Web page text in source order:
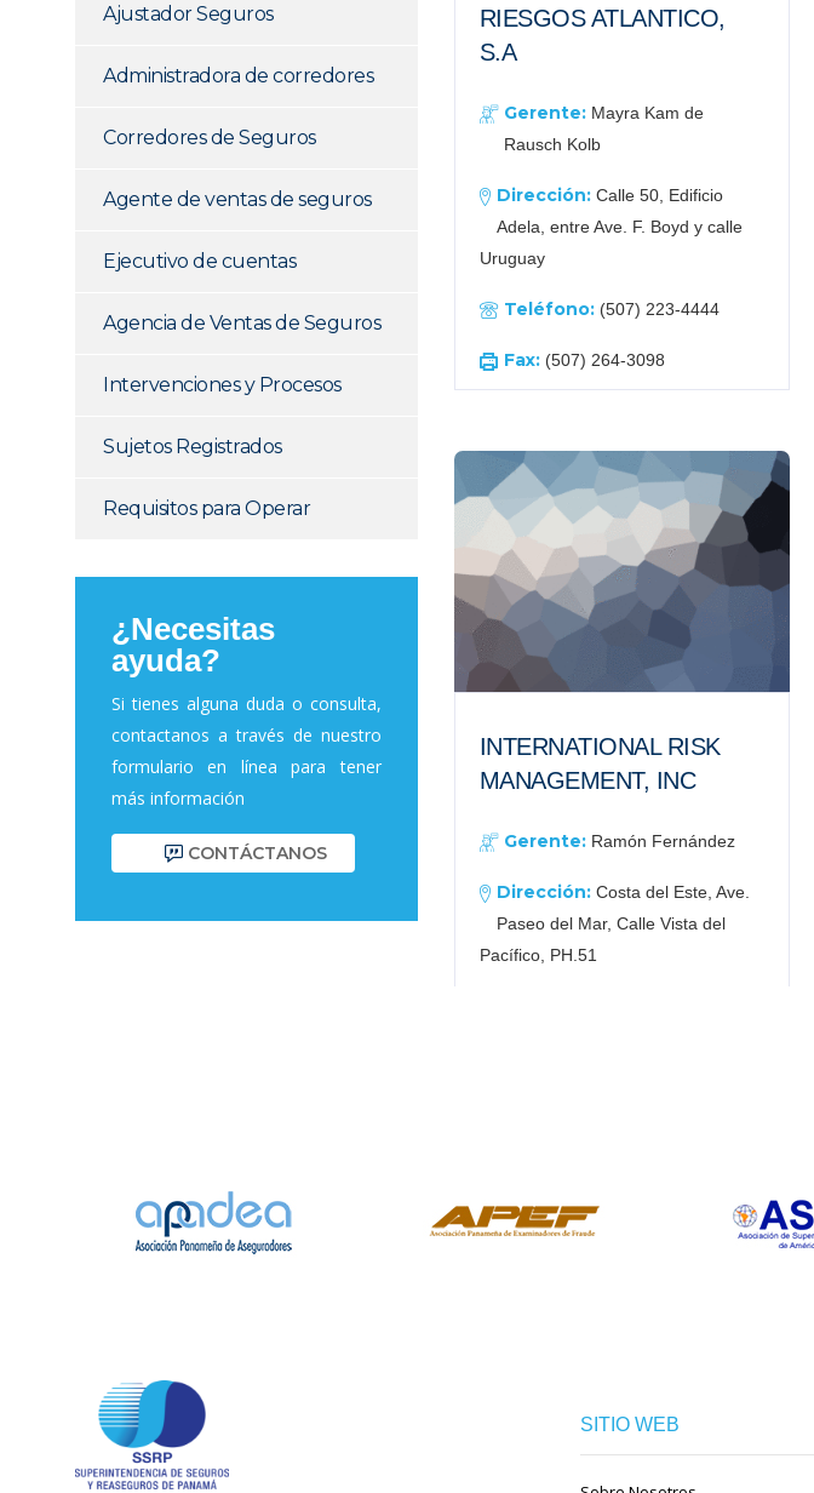
Ajustador Seguros
Administradora de corredores
Corredores de Seguros
Agente de ventas de seguros
Ejecutivo de cuentas
Agencia de Ventas de Seguros
Intervenciones y Procesos
Sujetos Registrados
Requisitos para Operar
¿Necesitas
ayuda?
Si tienes alguna duda o consulta,
contactanos a través de nuestro
formulario en línea para tener
más información
CONTÁCTANOS
RIESGOS ATLANTICO,
S.A
Gerente: Mayra Kam de
Rausch Kolb
Dirección: Calle 50, Edificio
Adela, entre Ave. F. Boyd y calle
Uruguay
Teléfono: (507) 223-4444
Fax: (507) 264-3098
INTERNATIONAL RISK
MANAGEMENT, INC
Gerente: Ramón Fernández
Dirección: Costa del Este, Ave.
Paseo del Mar, Calle Vista del
Pacífico, PH.51
SITIO WEB